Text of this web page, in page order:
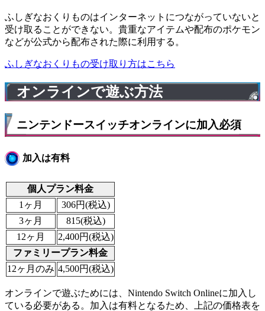
ふしぎなおくりものはインターネットにつながっていないと
受け取ることができない。貴重なアイテムや配布のポケモン
などが公式から配布された際に利用する。
ふしぎなおくりもの受け取り方はこちら
オンラインで遊ぶ方法
ニンテンドースイッチオンラインに加入必須
加入は有料
個人プラン料金
1ヶ月
306円(税込)
3ヶ月
815(税込)
12ヶ月
2,400円(税込)
ファミリープラン料金
12ヶ月のみ 4,500円(税込)
オンラインで遊ぶためには、Nintendo Switch Onlineに加入し
ている必要がある。加入は有料となるため、上記の価格表を